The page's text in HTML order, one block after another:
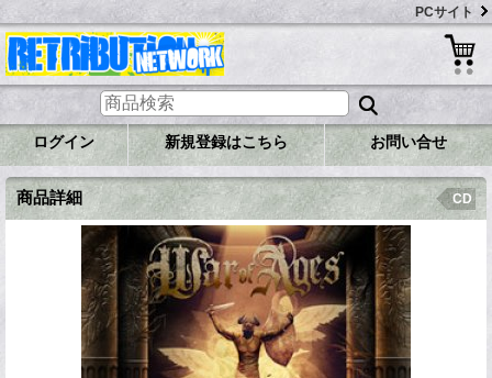
PCサイト
ログイン 新規登録はこちら お問い合せ
商品詳細 CD